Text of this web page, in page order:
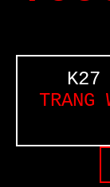
K27
TRANG